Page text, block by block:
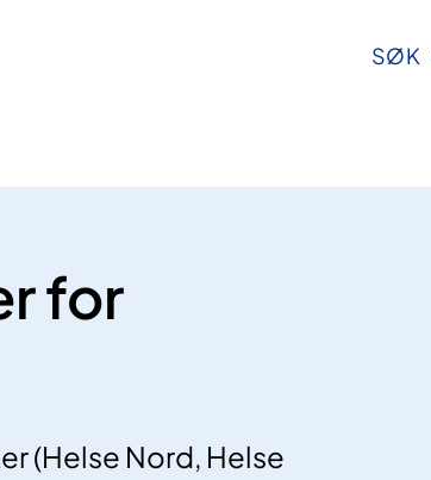
SØK
for
(Helse Nord, Helse